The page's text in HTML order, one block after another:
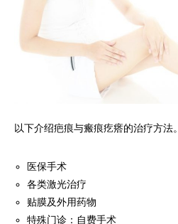
以下介绍疤痕与瘢痕疙瘩的治疗方法。
医保手术
各类激光治疗
贴膜及外用药物
特殊门诊：自费手术